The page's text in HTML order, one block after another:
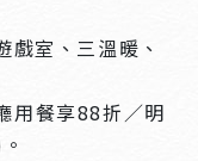
戲室、三溫暖、
用餐享88折／明